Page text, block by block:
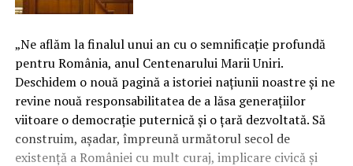
„Ne aflăm la finalul unui an cu o semnificaţie profundă
pentru România, anul Centenarului Marii Uniri.
Deschidem o nouă pagină a istoriei naţiunii noastre şi ne
revine nouă responsabilitatea de a lăsa generaţiilor
viitoare o democraţie puternică şi o ţară dezvoltată. Să
construim, aşadar, împreună următorul secol de
existenţă a României cu mult curaj, implicare civică şi